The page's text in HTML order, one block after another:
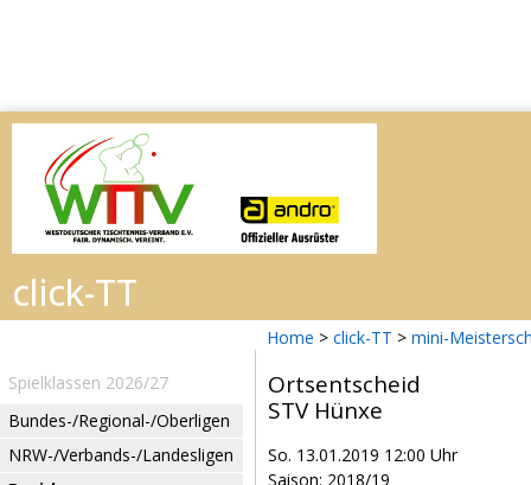
Home > click-TT > mini-
Spielklassen 2026/27
Bundes-/Regional-/Oberligen
NRW-/Verbands-/Landesligen
Ortsentscheid
STV Hünxe
So. 13.01.2019 12:00 Uhr
Saison: 2018/19